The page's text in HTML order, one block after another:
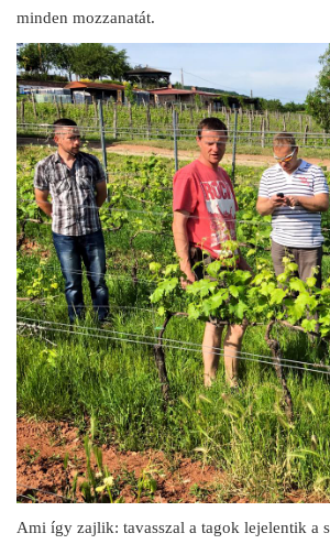
minden mozzanatát.
Ami így zajlik: tavasszal a tagok lejelentik a